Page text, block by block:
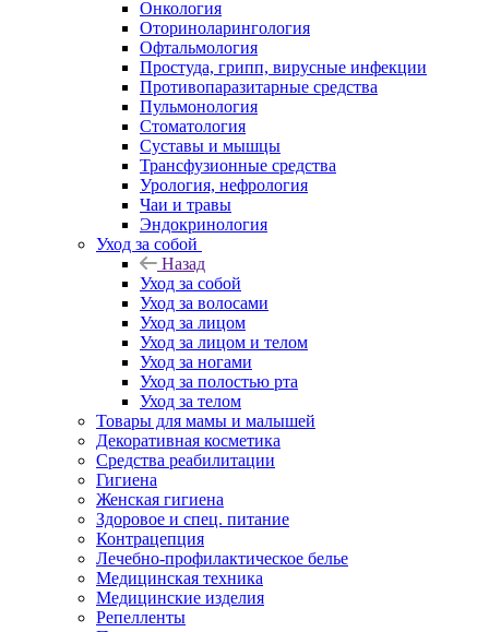
Онкология
Оториноларингология
Офтальмология
Простуда, грипп, вирусные инфекции
Противопаразитарные средства
Пульмонология
Стоматология
Суставы и мышцы
Трансфузионные средства
Урология, нефрология
Чаи и травы
Эндокринология
Уход за собой
Назад
Уход за собой
Уход за волосами
Уход за лицом
Уход за лицом и телом
Уход за ногами
Уход за полостью рта
Уход за телом
Товары для мамы и малышей
Декоративная косметика
Средства реабилитации
Гигиена
Женская гигиена
Здоровое и спец. питание
Контрацепция
Лечебно-профилактическое белье
Медицинская техника
Медицинские изделия
Репелленты